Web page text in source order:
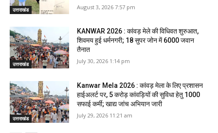
उत्तराखंड August 3, 2026 7:57 pm
उत्तराखंड
KANWAR 2026 : कांवड़ मेले की विधिवत शुरुआत,
शिवमय हुई धर्मनगरी; 18 सुपर जोन में 6000 जवान
तैनात
July 30, 2026 1:14 pm
उत्तराखंड
Kanwar Mela 2026 : कांवड़ मेला के लिए प्रशासन
हाईअलर्ट पर, 5 करोड़ कांवड़ियों की सुविधा हेतु 1000
सफाई कर्मी; खाद्य जांच अभियान जारी
July 29, 2026 11:21 am